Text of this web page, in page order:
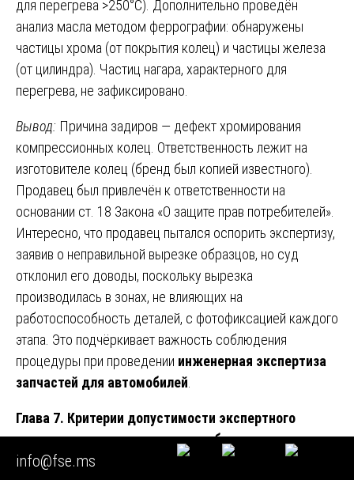
для перегрева >250°C). Дополнительно проведён
анализ масла методом феррографии: обнаружены
частицы хрома (от покрытия колец) и частицы железа
(от цилиндра). Частиц нагара, характерного для
перегрева, не зафиксировано.
Вывод: Причина задиров — дефект хромирования
компрессионных колец. Ответственность лежит на
изготовителе колец (бренд был копией известного).
Продавец был привлечён к ответственности на
основании ст. 18 Закона «О защите прав потребителей».
Интересно, что продавец пытался оспорить экспертизу,
заявив о неправильной вырезке образцов, но суд
отклонил его доводы, поскольку вырезка
производилась в зонах, не влияющих на
работоспособность деталей, с фотофиксацией каждого
этапа. Это подчёркивает важность соблюдения
процедуры при проведении инженерная экспертиза
запчастей для автомобилей
Глава 7. Критерии допустимости экспертного
заключения в гражданском и арбитражном
процессе
info@fse.ms